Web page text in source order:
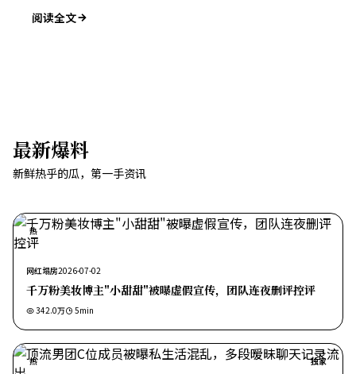
阅读全文
最新爆料
新鲜热乎的瓜，第一手资讯
热
网红塌房2026-07-02
千万粉美妆博主"小甜甜"被曝虚假宣传，团队连夜删评控评
342.0万 5min
热 独家